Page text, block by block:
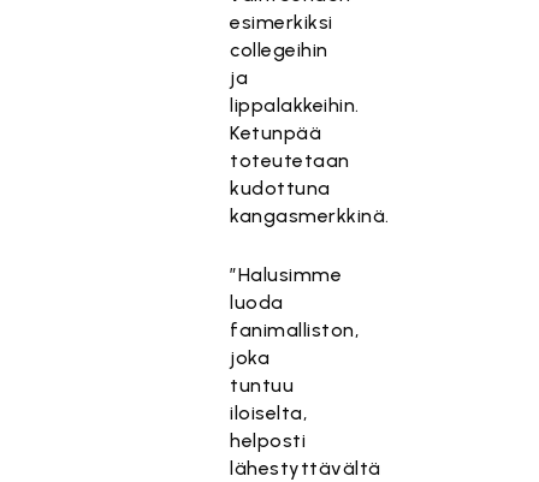
esimerkiksi
collegeihin
ja
lippalakkeihin.
Ketunpää
toteutetaan
kudottuna
kangasmerkkinä.
”Halusimme
luoda
fanimalliston,
joka
tuntuu
iloiselta,
helposti
lähestyttävältä